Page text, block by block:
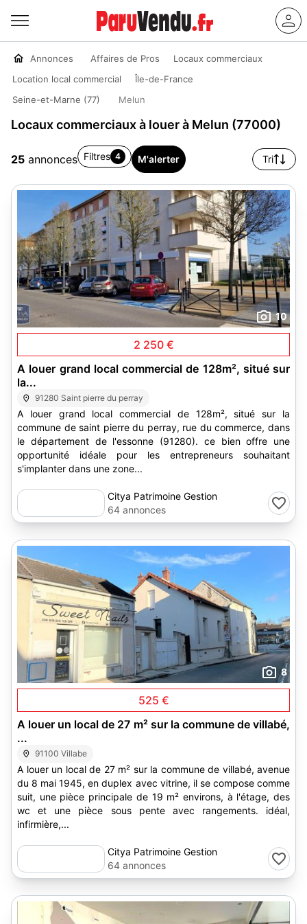
Annonces Affaires de Pros
Locaux commerciaux
Location local commercial
Île-de-France
Seine-et-Marne (77)
Melun
Locaux commerciaux à louer à Melun (77000)
25 annonces Filtres 4 M'alerter Tri
10
2 250 €
A louer grand local commercial de 128m², situé sur
la...
91280 Saint pierre du perray
A louer grand local commercial de 128m², situé sur la
commune de saint pierre du perray, rue du commerce, dans
le département de l'essonne (91280). ce bien offre une
opportunité idéale pour les entrepreneurs souhaitant
s'implanter dans une zone...
Citya Patrimoine Gestion
64 annonces
8
525 €
A louer un local de 27 m² sur la commune de villabé,
...
91100 Villabe
A louer un local de 27 m² sur la commune de villabé, avenue
du 8 mai 1945, en duplex avec vitrine, il se compose comme
suit, une pièce principale de 19 m² environs, à l'étage, des
wc et une pièce sous pente avec rangements. idéal,
infirmière,...
Citya Patrimoine Gestion
64 annonces